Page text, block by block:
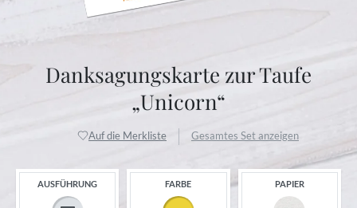
Danksagungskarte zur Taufe
„Unicorn“
Auf die Merkliste Gesamtes Set anzeigen
AUSFÜHRUNG FARBE PAPIER